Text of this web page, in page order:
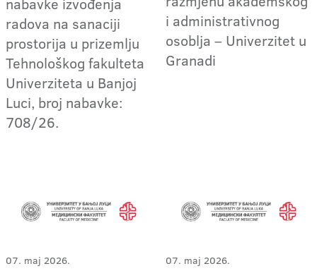
radova na sanaciji
prostorija u prizemlju
Tehnološkog fakulteta
Univerziteta u Banjoj
Luci, broj nabavke:
708/26.
i administrativnog
osoblja – Univerzitet u
Granadi
07. maj 2026. 07. maj 2026.